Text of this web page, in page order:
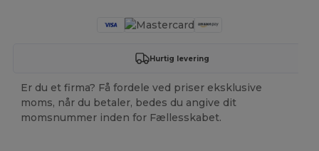
Hurtig levering
Er du et firma? Få fordele ved priser eksklusive
moms, når du betaler, bedes du angive dit
momsnummer inden for Fællesskabet.